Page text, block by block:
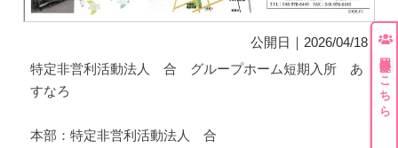
公開日｜2026/04/18
特定非営利活動法人 合 グループホーム短期入所 あ
すなろ
本部：特定非営利活動法人 合
団体登録はこちら